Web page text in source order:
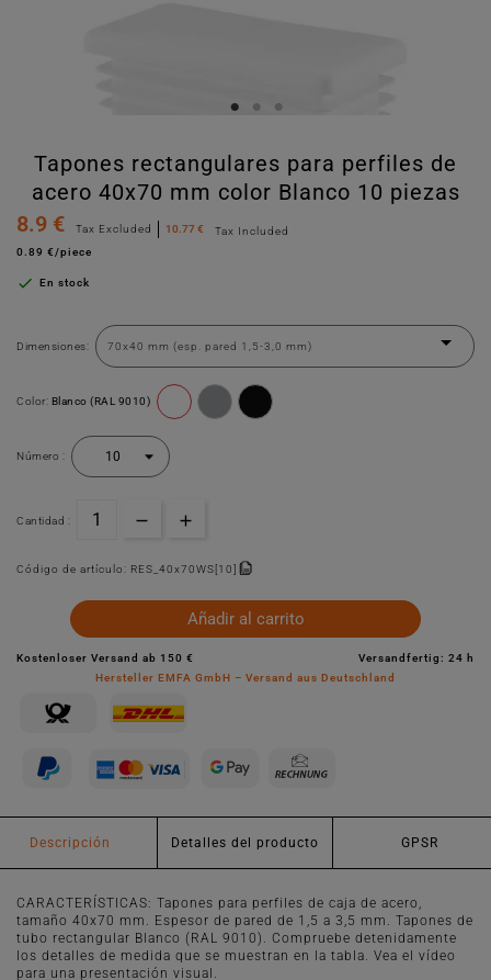
Tapones rectangulares para perfiles de
acero 40x70 mm color Blanco 10 piezas
8.9 €
Tax Excluded 10.77 €
Tax Included
0.89 €/piece
 En stock
Dimensiones:
Color: Blanco (RAL 9010)
Número :
Cantidad :
Código de artículo: RES_40x70WS[10]
Añadir al carrito
Kostenloser Versand ab 150 €
Versandfertig: 24 h
Hersteller EMFA GmbH – Versand aus Deutschland
Descripción Detalles del producto GPSR
CARACTERÍSTICAS: Tapones para perfiles de caja de acero,
tamaño 40x70 mm. Espesor de pared de 1,5 a 3,5 mm. Tapones de
tubo rectangular Blanco (RAL 9010). Compruebe detenidamente
los detalles de medida que se muestran en la tabla. Vea el vídeo
para una presentación visual.